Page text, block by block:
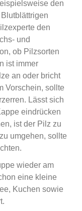
den
den
und
ob Pilzsorten
ist immer
an oder bricht
Vorschein, sollte
Lässt sich
eindrücken
ist der Pilz zu
umgehen, sollte
wieder am
eine kleine
Kuchen sowie